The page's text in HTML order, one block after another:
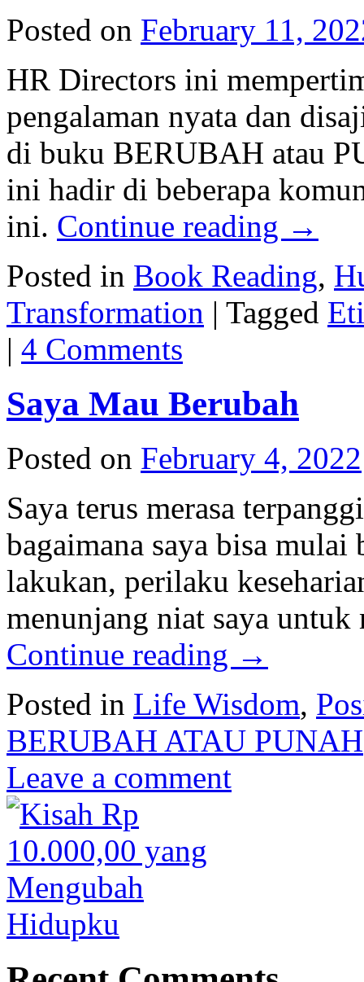
Posted on February 11,
HR Directors ini
pengalaman nyata dan
di buku BERUBAH atau
ini hadir di beberapa
ini. Continue reading →
Posted in Book Reading,
Transformation | Tagged
| 4 Comments
Saya Mau Berubah
Posted on February 4, 2022
Saya terus merasa
bagaimana saya bisa mulai
lakukan, perilaku
menunjang niat saya untuk
Continue reading →
Posted in Life Wisdom,
BERUBAH ATAU PUNAH
Leave a comment